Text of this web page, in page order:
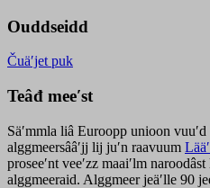
Ouddseidd
Čuäʹjet puk
Teâđ meeʹst
Säʹmmla liâ Euroopp unioon vuuʹd
alggmeersââʹjj lij juʹn raavuum
proseeʹnt veeʹzz maaiʹlm
alggmeeraid. Alggmeer jeäʹlle 90